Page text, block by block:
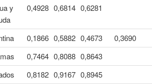
y
0,4928 0,6814 0,6281
0,1866 0,5882 0,4673 0,3690
0,7464 0,8088 0,8643
0,8182 0,9167 0,8945